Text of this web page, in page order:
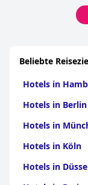
Beliebte
Hotels in
Hotels in Berlin
Hotels in
Hotels in Köln
Hotels in